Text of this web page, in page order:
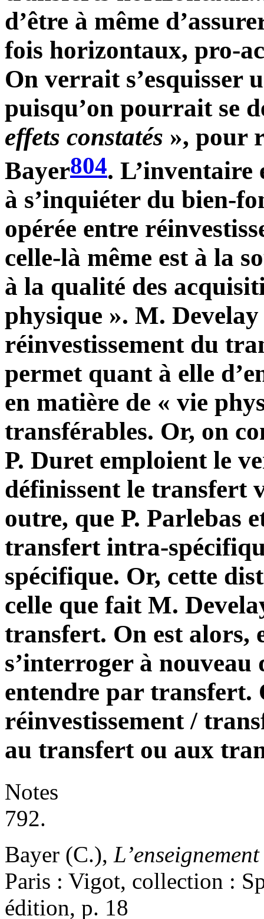
d’être à même
fois horizontaux, pro-
On verrait s’esquisser
puisqu’on pourrait se
effets constatés », pour
Bayer804. L’inventaire
à s’inquiéter du bien-
opérée entre
celle-là même est à la
à la qualité des
physique ». M.
réinvestissement du
permet quant à elle
en matière de « vie
transférables. Or, on
P. Duret emploient le
définissent le transfert
outre, que P. Parlebas
transfert intra-
spécifique. Or, cette
celle que fait M.
transfert. On est alors,
s’interroger à nouveau
entendre par transfert.
réinvestissement /
au transfert ou aux
Notes
792.
Bayer (C.),
Paris : Vigot, collection :
édition, p. 18